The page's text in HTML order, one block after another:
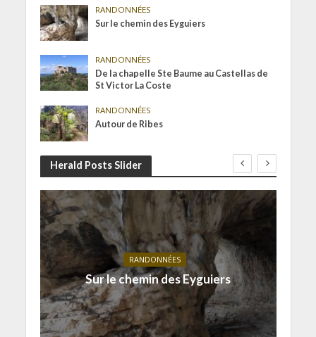
RANDONNÉES
Sur le chemin des Eyguiers
RANDONNÉES
De la chapelle Ste Baume au Castellas de
St Victor La Coste
RANDONNÉES
Autour de Ribes
Herald Posts Slider
RANDONNÉES
Sur le chemin des Eyguiers